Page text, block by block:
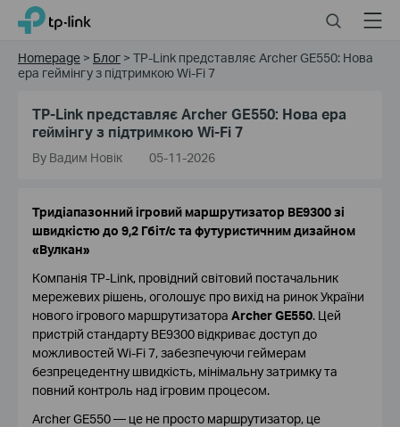
Click
the
TP-Link, Reliably Smart SearchMenu
Homepage > Блог > TP-Link представляє Archer GE550: Нова
ера геймінгу з підтримкою Wi-Fi 7
TP-Link представляє Archer GE550: Нова ера
геймінгу з підтримкою Wi-Fi 7
By Вадим Новік 05-11-2026
Тридіапазонний ігровий маршрутизатор BE9300 зі
швидкістю до 9,2 Гбіт/с та футуристичним дизайном
«Вулкан»
Компанія TP-Link, провідний світовий постачальник
мережевих рішень, оголошує про вихід на ринок України
нового ігрового маршрутизатора Archer GE550. Цей
пристрій стандарту BE9300 відкриває доступ до
можливостей Wi-Fi 7, забезпечуючи геймерам
безпрецедентну швидкість, мінімальну затримку та
повний контроль над ігровим процесом.
Archer GE550 — це не просто маршрутизатор, це